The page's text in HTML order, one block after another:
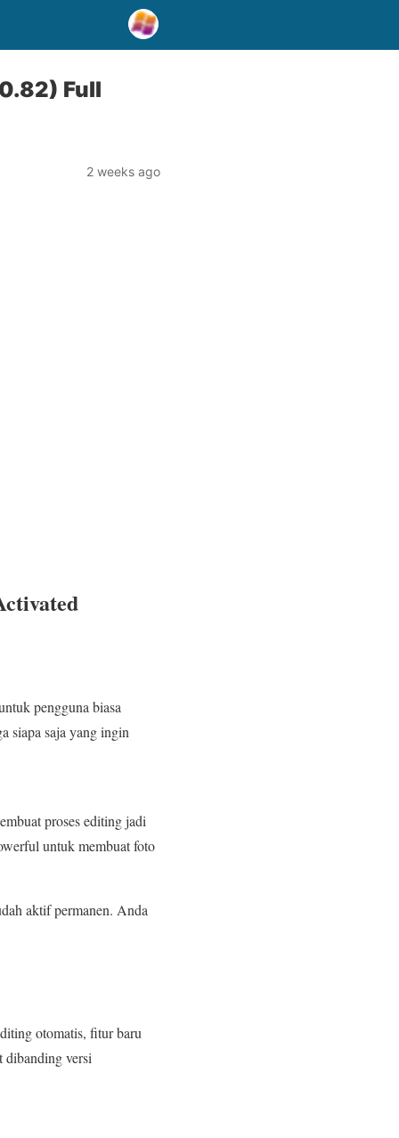
Full
2 weeks ago
pengguna biasa
siapa saja yang ingin
proses editing jadi
untuk membuat foto
aktif permanen. Anda
otomatis, fitur baru
dibanding versi